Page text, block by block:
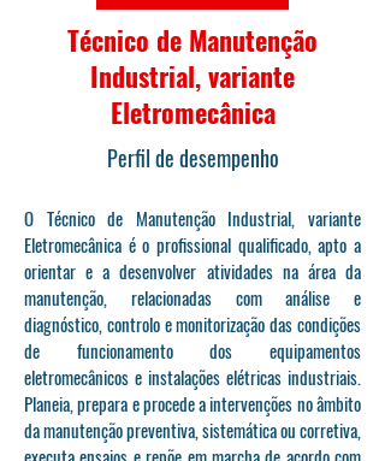
Técnico de Manutenção
Industrial, variante
Eletromecânica
Perfil de desempenho
O Técnico de Manutenção Industrial, variante
Eletromecânica é o profissional qualificado, apto a
orientar e a desenvolver atividades na área da
manutenção, relacionadas com análise e
diagnóstico, controlo e monitorização das condições
de funcionamento dos equipamentos
eletromecânicos e instalações elétricas industriais.
Planeia, prepara e procede a intervenções no âmbito
da manutenção preventiva, sistemática ou corretiva,